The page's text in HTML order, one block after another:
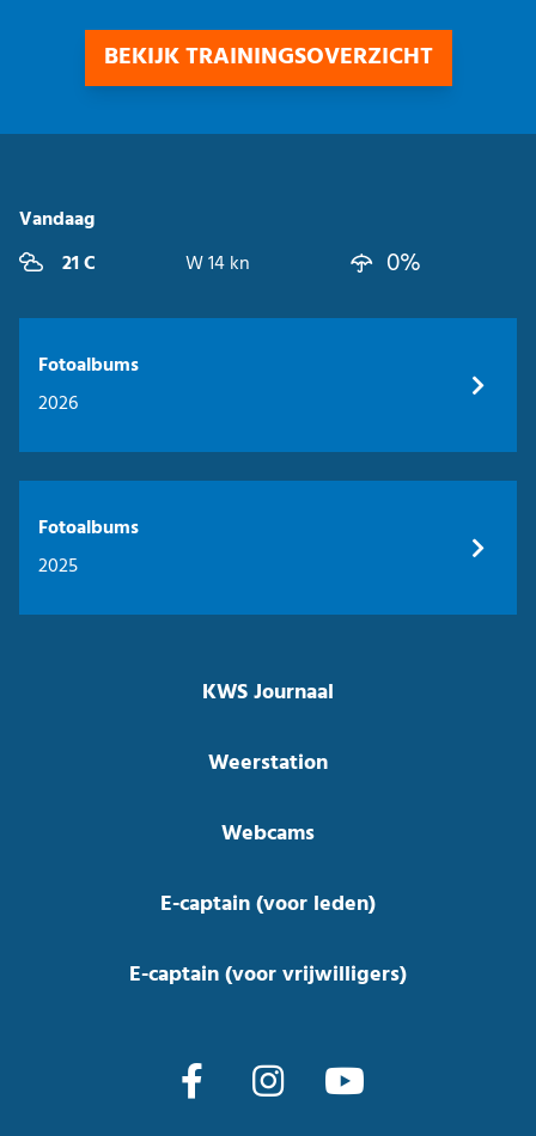
BEKIJK TRAININGSOVERZICHT
Vandaag
21 C
W 14 kn 0%
Fotoalbums
2026
Fotoalbums
2025
KWS Journaal
Weerstation
Webcams
E-captain (voor leden)
E-captain (voor vrijwilligers)